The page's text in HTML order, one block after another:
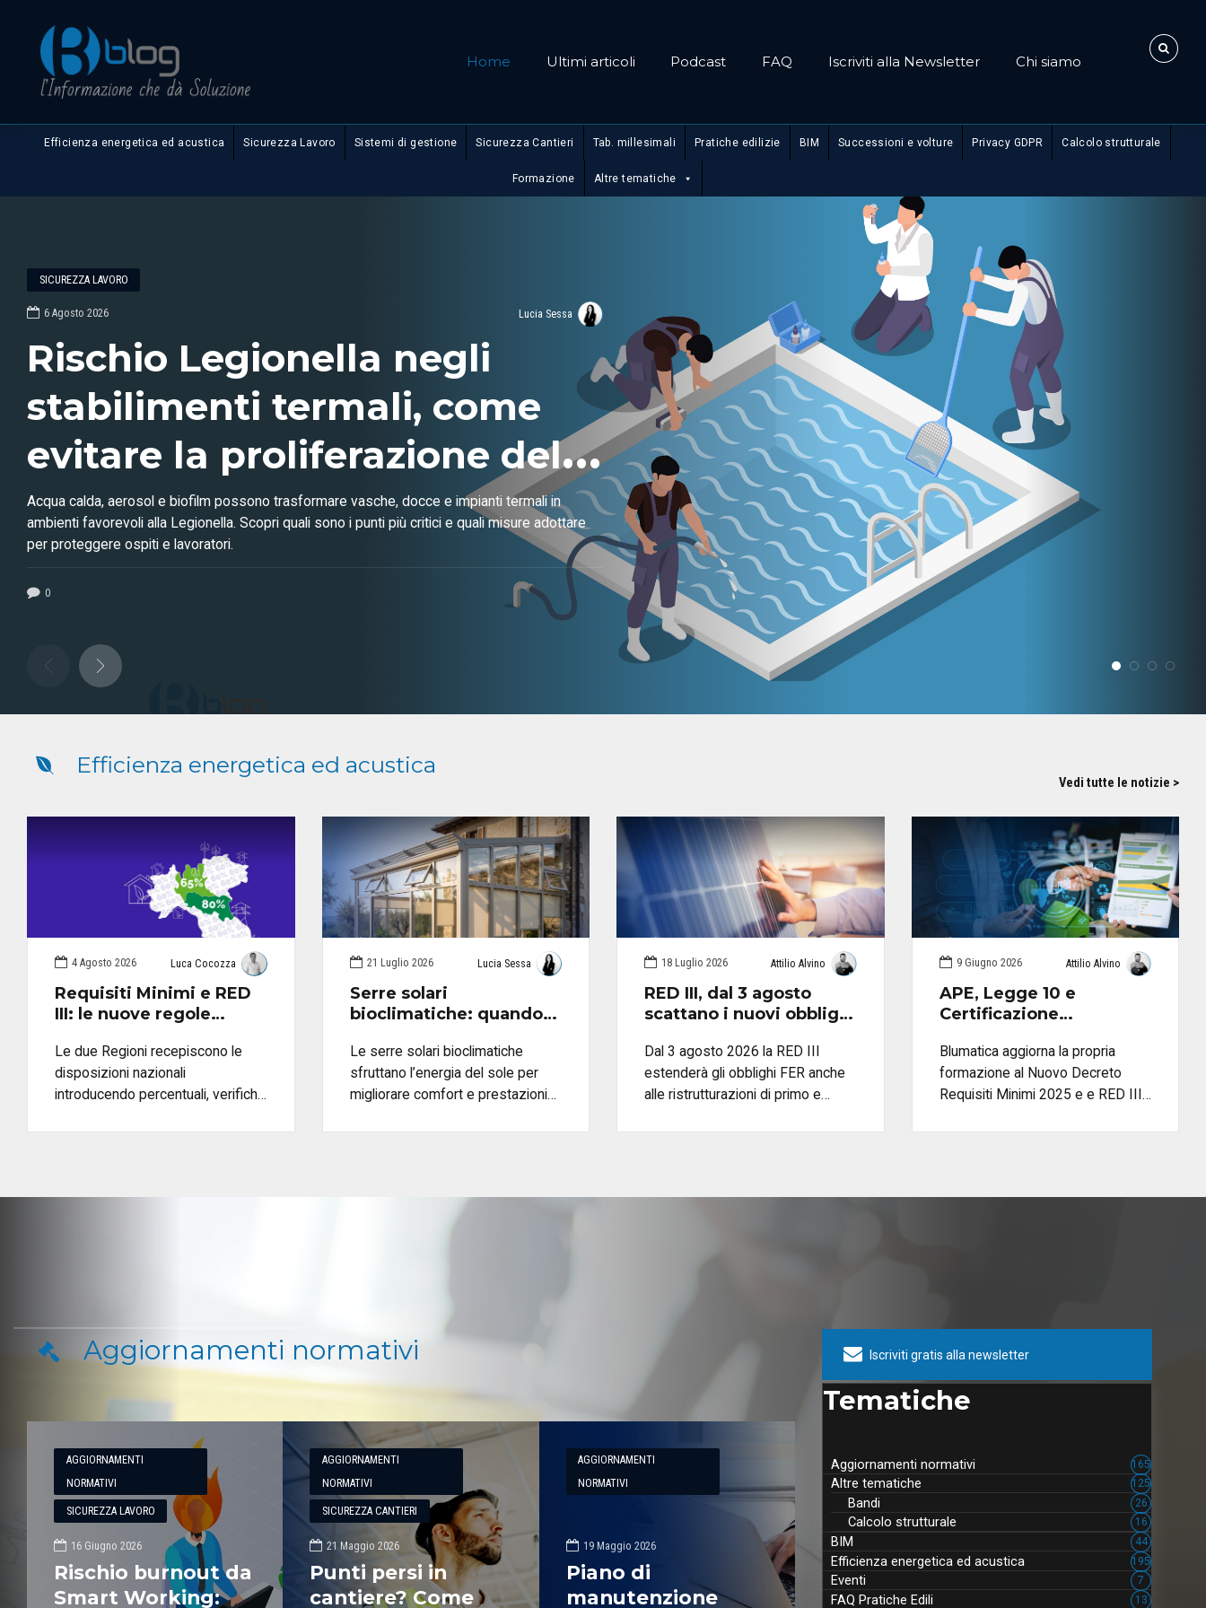
Home Ultimi articoli Podcast FAQ Iscriviti alla Newsletter Chi siamo
Efficienza energetica ed acustica Sicurezza Lavoro Sistemi di gestione Sicurezza Cantieri Tab. millesimali Pratiche edilizie BIM Successioni e volture Privacy GDPR Calcolo strutturale
Formazione Altre tematiche
SICUREZZA LAVORO
6 Agosto 2026 Lucia Sessa
Rischio Legionella negli
stabilimenti termali, come
evitare la proliferazione del
batterio?
Acqua calda, aerosol e biofilm possono trasformare vasche, docce e impianti termali in
ambienti favorevoli alla Legionella. Scopri quali sono i punti più critici e quali misure adottare
per proteggere ospiti e lavoratori.
0
Efficienza energetica ed acustica
Vedi tutte le notizie >
4 Agosto 2026 Luca Cocozza
Requisiti Minimi e RED
III: le nuove regole
Romagna e Lombardia
Le due Regioni recepiscono le
disposizioni nazionali
introducendo percentuali, verifiche
21 Luglio 2026 Lucia Sessa
Serre solari
bioclimatiche: quando
valutarle correttamente
Le serre solari bioclimatiche
sfruttano l’energia del sole per
migliorare comfort e prestazioni
con Blumatica Serre Solari e
18 Luglio 2026 Attilio Alvino
RED III, dal 3 agosto
scattano i nuovi obblighi
in un’opportunità
professionale
Dal 3 agosto 2026 la RED III
estenderà gli obblighi FER anche
alle ristrutturazioni di primo e
pompe di calore con le soluzioni
9 Giugno 2026 Attilio Alvino
APE, Legge 10 e
Certificazione
formazione Blumatica si
aggiorna al Nuovo
Decreto Requisiti
Blumatica aggiorna la propria
formazione al Nuovo Decreto
Requisiti Minimi 2025 e e RED III
percorso abilitante completo per
Aggiornamenti normativi
AGGIORNAMENTI
NORMATIVI
SICUREZZA LAVORO
16 Giugno 2026
Rischio burnout da
Smart Working:
AGGIORNAMENTI
NORMATIVI
SICUREZZA CANTIERI
21 Maggio 2026
Punti persi in
cantiere? Come
AGGIORNAMENTI
NORMATIVI
19 Maggio 2026
Piano di
manutenzione
Iscriviti gratis alla newsletter
Tematiche
Aggiornamenti normativi 165
Altre tematiche 125
Bandi 26
Calcolo strutturale 16
BIM 44
Efficienza energetica ed acustica 195
Eventi 7
FAQ Pratiche Edili 13